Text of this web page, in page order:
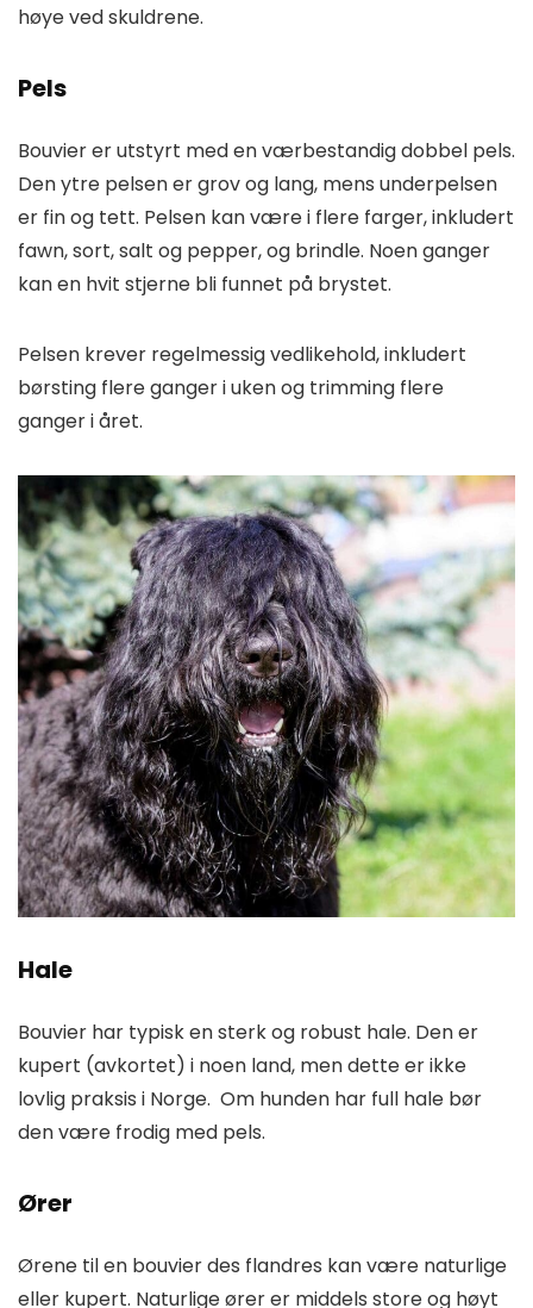
høye ved skuldrene.
Pels
Bouvier er utstyrt med en værbestandig dobbel pels.
Den ytre pelsen er grov og lang, mens underpelsen
er fin og tett. Pelsen kan være i flere farger, inkludert
fawn, sort, salt og pepper, og brindle. Noen ganger
kan en hvit stjerne bli funnet på brystet.
Pelsen krever regelmessig vedlikehold, inkludert
børsting flere ganger i uken og trimming flere
ganger i året.
Hale
Bouvier har typisk en sterk og robust hale. Den er
kupert (avkortet) i noen land, men dette er ikke
lovlig praksis i Norge. Om hunden har full hale bør
den være frodig med pels.
Ører
Ørene til en bouvier des flandres kan være naturlige
eller kupert. Naturlige ører er middels store og høyt